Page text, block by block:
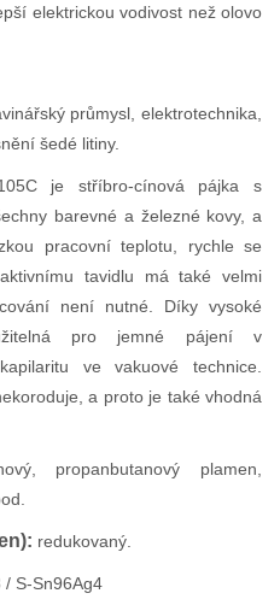
elektrickou vodivost než olovo
průmysl, elektrotechnika,
šedé litiny.
je stříbro-cínová pájka s
barevné a železné kovy, a
pracovní teplotu, rychle se
tavidlu má také velmi
není nutné. Díky vysoké
pro jemné pájení v
ve vakuové technice.
a proto je také vhodná
propanbutanový plamen,
redukovaný.
/ S-Sn96Ag4